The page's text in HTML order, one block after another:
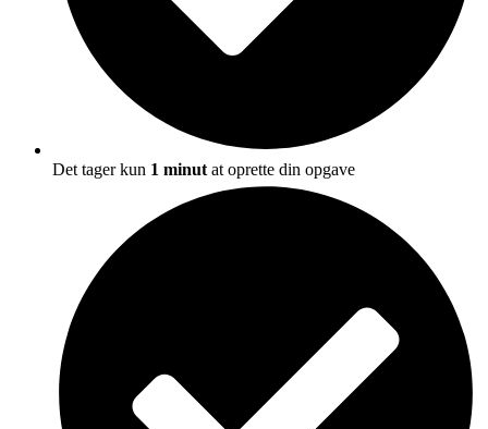
Det tager kun 1 minut at oprette din opgave